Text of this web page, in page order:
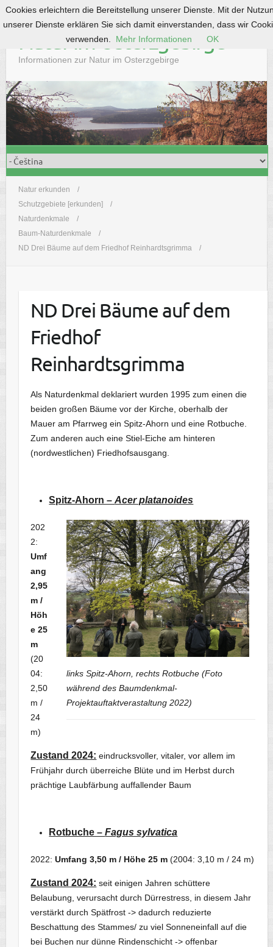
S
k
o
c
n
Natur im Osterzgebirge
Informationen zur Natur im Osterzgebirge
Natur erkunden
Schutzgebiete [erkunden]
Naturdenkmale
Baum-Naturdenkmale
ND Drei Bäume auf dem Friedhof Reinhardtsgrimma
ND Drei Bäume auf dem
Friedhof
Reinhardtsgrimma
Als Naturdenkmal deklariert wurden 1995 zum einen die
beiden großen Bäume vor der Kirche, oberhalb der
Mauer am Pfarrweg ein Spitz-Ahorn und eine Rotbuche.
Zum anderen auch eine Stiel-Eiche am hinteren
(nordwestlichen) Friedhofsausgang.
Spitz-Ahorn –Acer platanoides
links Spitz-Ahorn, rechts Rotbuche (Foto
während des Baumdenkmal-
Projektauftaktverastaltung 2022)
202
2:
Umf
ang
2,95
m /
Höh
e 25
m
(20
04:
2,50
m /
24
m)
Zustand 2024: eindrucksvoller, vitaler, vor allem im
Frühjahr durch überreiche Blüte und im Herbst durch
prächtige Laubfärbung auffallender Baum
Rotbuche –Fagus sylvatica
2022:Umfang 3,50 m / Höhe 25 m (2004: 3,10 m / 24 m)
Zustand 2024: seit einigen Jahren schüttere
Belaubung, verursacht durch Dürrestress, in diesem Jahr
verstärkt durch Spätfrost -> dadurch reduzierte
Beschattung des Stammes/ zu viel Sonneneinfall auf die
bei Buchen nur dünne Rindenschicht -> offenbar
Cookies erleichtern die Bereitstellung unserer Dienste. Mit der
unserer Dienste erklären Sie sich damit einverstanden, dass wir
verwenden.
Mehr Informationen OK